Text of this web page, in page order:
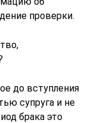
проверки.
до вступления
супруга и не
брака это